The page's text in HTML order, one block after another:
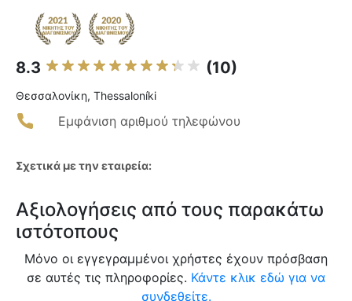
8.3 (10)
Θεσσαλονίκη, Thessaloníki
Εμφάνιση αριθμού τηλεφώνου
Σχετικά με την εταιρεία:
Αξιολογήσεις από τους παρακάτω
ιστότοπους
Μόνο οι εγγεγραμμένοι χρήστες έχουν πρόσβαση
σε αυτές τις πληροφορίες. Κάντε κλικ εδώ για να
συνδεθείτε.